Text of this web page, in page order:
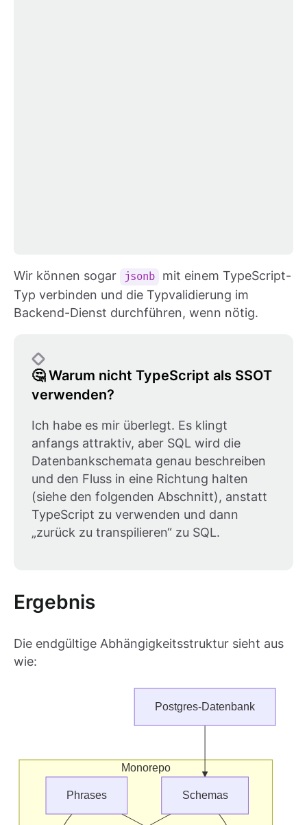
Wir können sogar jsonb
mit einem TypeScript-
Typ verbinden und die Typvalidierung im
Backend-Dienst durchführen, wenn nötig.
🤔 Warum nicht TypeScript als SSOT
verwenden?
Ich habe es mir überlegt. Es klingt
anfangs attraktiv, aber SQL wird die
Datenbankschemata genau beschreiben
und den Fluss in eine Richtung halten
(siehe den folgenden Abschnitt), anstatt
TypeScript zu verwenden und dann
„zurück zu transpilieren“ zu SQL.
Ergebnis
Die endgültige Abhängigkeitsstruktur sieht aus
wie: